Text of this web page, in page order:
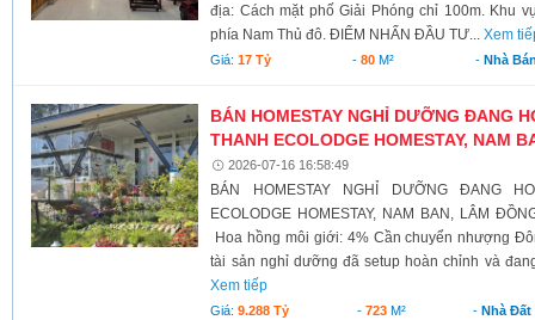
địa: Cách mặt phố Giải Phóng chỉ 100m. Khu
phía Nam Thủ đô. ĐIỂM NHẤN ĐẦU TƯ...Xem
Giá:17 Tỷ -80 M² - Nhà
BÁN HOMESTAY NGHỈ DƯỠNG ĐANG
THANH ECOLODGE HOMESTAY, NAM
2026-07-16 16:58:49
BÁN HOMESTAY NGHỈ DƯỠNG ĐANG
ECOLODGE HOMESTAY, NAM BAN, LÂM
Hoa hồng môi giới: 4% Cần chuyển nhượng
tài sản nghỉ dưỡng đã setup hoàn chỉnh và
Xem tiếp
Giá:9.288 Tỷ - 723M² - Nhà Đất